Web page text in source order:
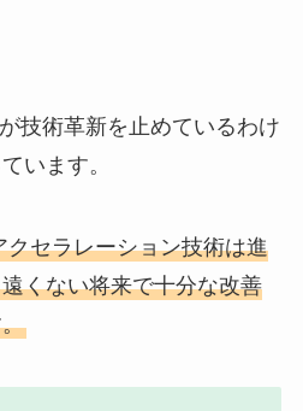
技術革新を止めているわけ
います。
セラレーション技術は進
くない将来で十分な改善